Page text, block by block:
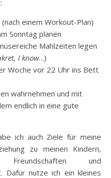
einem Workout-Plan)
Sonntag planen
Mahlzeiten legen
I know...)
Woche vor 22 Uhr ins Bett
wahrnehmen und mit
endlich in eine gute
ich auch Ziele für meine
zu meinen Kindern,
Freundschaften und
Dafür nutze ich ein kleines